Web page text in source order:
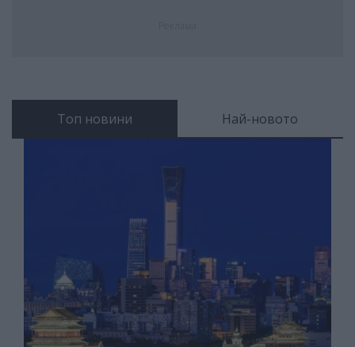
Топ новини Най-новото